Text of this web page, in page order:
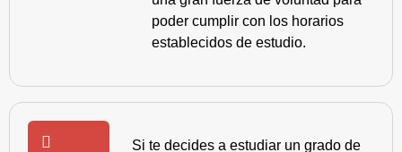
poder cumplir con los horarios
establecidos de estudio.
Si te decides a estudiar un grado de